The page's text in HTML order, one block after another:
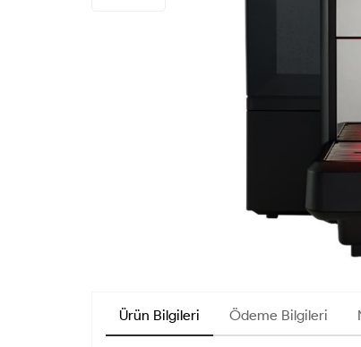
Ürün Bilgileri Ödeme Bilgileri